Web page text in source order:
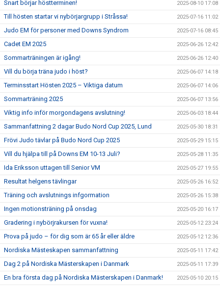
Snart börjar höstterminen! 2025-08-10 17:08
Till hösten startar vi nybörjargrupp i Stråssa! 2025-07-16 11:02
Judo EM för personer med Downs Syndrom 2025-07-16 08:45
Cadet EM 2025 2025-06-26 12:42
Sommarträningen är igång! 2025-06-26 12:40
Vill du börja träna judo i höst? 2025-06-07 14:18
Terminsstart Hösten 2025 – Viktiga datum 2025-06-07 14:06
Sommarträning 2025 2025-06-07 13:56
Viktig info inför morgondagens avslutning! 2025-06-03 18:44
Sammanfattning 2 dagar Budo Nord Cup 2025, Lund 2025-05-30 18:31
Frövi Judo tävlar på Budo Nord Cup 2025 2025-05-29 15:15
Vill du hjälpa till på Downs EM 10-13 Juli? 2025-05-28 11:35
Ida Eriksson uttagen till Senior VM 2025-05-27 19:55
Resultat helgens tävlingar 2025-05-26 16:52
Träning och avslutnings infgormation 2025-05-26 15:38
Ingen motionsträning på onsdag 2025-05-20 16:17
Gradering i nybörjrakursen för vuxna! 2025-05-12 23:24
Prova på judo – för dig som är 65 år eller äldre 2025-05-12 12:36
Nordiska Mästeskapen sammanfattning 2025-05-11 17:42
Dag 2 på Nordiska Mästerskapen i Danmark 2025-05-11 17:39
En bra första dag på Nordiska Mästerskapen i Danmark! 2025-05-10 20:15